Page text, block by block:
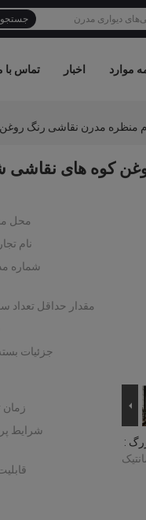
تماس با اخبار موارد
منظره مدرن نقاشی رنگ
کوه های نقاشی
:
محل
نام
شماره
مقدار حداقل تعداد
جزئیات
زمان
شرایط